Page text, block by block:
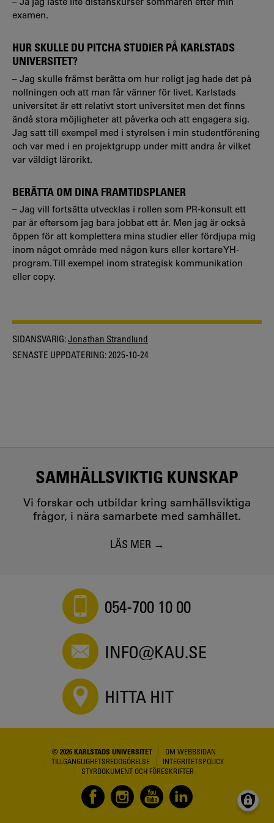
examen.
HUR SKULLE DU PITCHA STUDIER PÅ KARLSTADS
UNIVERSITET?
– Jag skulle främst berätta om hur roligt jag hade det på
nollningen och att man får vänner för livet. Karlstads
universitet är ett relativt stort universitet men det finns
ändå stora möjligheter att påverka och att engagera sig.
Jag satt till exempel med i styrelsen i min studentförening
och var med i en projektgrupp under mitt andra år vilket
var väldigt lärorikt.
BERÄTTA OM DINA FRAMTIDSPLANER
– Jag vill fortsätta utvecklas i rollen som PR-konsult ett
par år eftersom jag bara jobbat ett år. Men jag är också
öppen för att komplettera mina studier eller fördjupa mig
inom något område med någon kurs eller kortare YH-
program. Till exempel inom strategisk kommunikation
eller copy.
SIDANSVARIG:Jonathan Strandlund
SENASTE UPPDATERING:2025-10-24
SAMHÄLLSVIKTIG KUNSKAP
Vi forskar och utbildar kring samhällsviktiga
frågor, i nära samarbete med samhället.
LÄS MER
054-700 10 00
INFO@KAU.SE
HITTA HIT
© 2026 KARLSTADS UNIVERSITET
OM WEBBSIDAN
TILLGÄNGLIGHETSREDOGÖRELSE
INTEGRITETSPOLICY
STYRDOKUMENT OCH FÖRESKRIFTER